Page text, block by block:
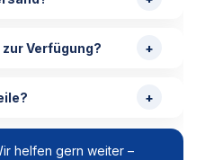
Verfügung?
helfen gern weiter –